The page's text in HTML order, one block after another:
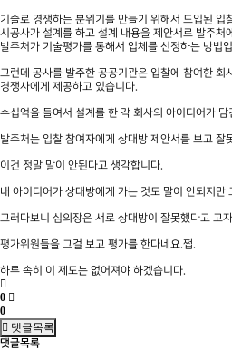
기술로 경쟁하는 분위기를 만들기 위해서 도입된 입
시공사가 설계를 하고 설계 내용을 제안서로 발주처
발주처가 기술평가를 통해서 업체를 선정하는 방법
그런데 공사를 발주한 공공기관은 입찰에 참여한 회
경쟁사에게 제공하고 있습니다.
수십억을 들여서 설계를 한 각 회사의 아이디어가
발주처는 입찰 참여자에게 상대방 제안서를 보고 잘
이건 정말 말이 안된다고 생각합니다.
내 아이디어가 상대방에게 가는 것도 말이 안되지만
그러다보니 심의장은 서로 상대방이 잘못했다고 고
평가위원들을 그걸 보고 평가를 한다네요.쩝.
하루 속히 이 제도는 없어져야 하겠습니다.
0
0
댓글목록
댓글목록